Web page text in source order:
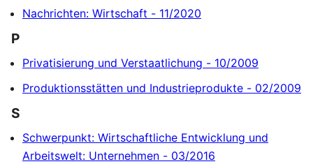
Nachrichten: Wirtschaft - 11/2020
P
Privatisierung und Verstaatlichung - 10/2009
Produktionsstätten und Industrieprodukte - 02/2009
S
Schwerpunkt: Wirtschaftliche Entwicklung und
Arbeitswelt: Unternehmen - 03/2016